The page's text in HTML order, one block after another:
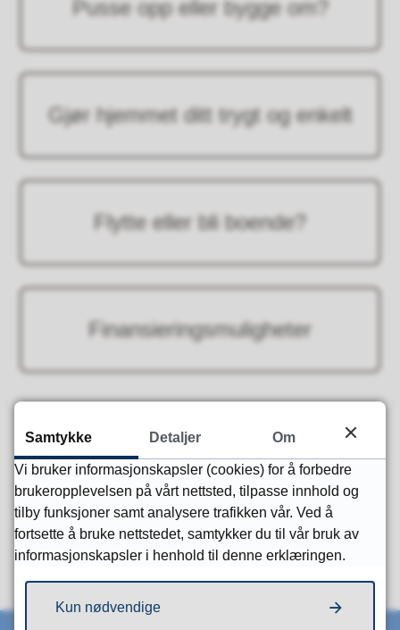
Pusse opp eller bygge om?
Gjør hjemmet ditt trygt og enkelt
Flytte eller bli boende?
Finansieringsmuligheter
Fant du det du lette etter?
Ja Nei
Samtykke Detaljer Om
Vi bruker informasjonskapsler (cookies) for å forbedre
brukeropplevelsen på vårt nettsted, tilpasse innhold og
tilby funksjoner samt analysere trafikken vår. Ved å
fortsette å bruke nettstedet, samtykker du til vår bruk av
informasjonskapsler i henhold til denne erklæringen.
Kun nødvendige